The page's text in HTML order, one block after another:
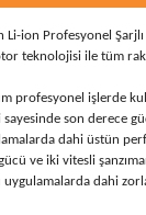
Köpek
Köpek
Köpek
Kedi
Kedi
Kedi
Perçin
Testere
Kaynak
Kırıcı
Matkaplar
Li-ion Profesyonel
teknolojisi ile tüm
profesyonel işlerde
son derece
dahi üstün
ve iki vitesli
dahi